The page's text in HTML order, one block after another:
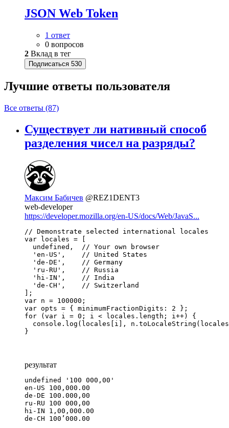
JSON Web Token
1 ответ
0 вопросов
2 Вклад в тег
Подписаться 530
Лучшие ответы пользователя
Все ответы (87)
Существует ли нативный способ
разделения чисел на разряды?
Максим Бабичев @REZ1DENT3
web-developer
https://developer.mozilla.org/en-US/docs/Web/JavaS...
// Demonstrate selected international locales
var locales = [
  undefined,  // Your own browser
  'en-US',    // United States
  'de-DE',    // Germany
  'ru-RU',    // Russia
  'hi-IN',    // India
  'de-CH',    // Switzerland
];
var n = 100000;
var opts = { minimumFractionDigits: 2 };
for (var i = 0; i < locales.length; i++) {
console.log(locales[i],
}
результат
undefined '100 000,00'
en-US 100,000.00
de-DE 100.000,00
ru-RU 100 000,00
hi-IN 1,00,000.00
de-CH 100’000.00